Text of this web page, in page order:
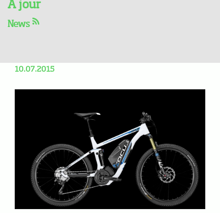
A jour
News
10.07.2015